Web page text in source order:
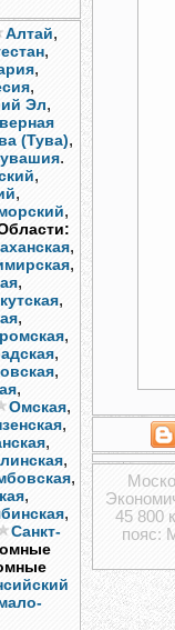
Алтай,
,
,
,
Эл,
(Тува),
.
,
,
,
,
,
,
,
,
,
,
,
,
Омская,
,
,
,
,
,
,
Санкт-
45 800
пояс: